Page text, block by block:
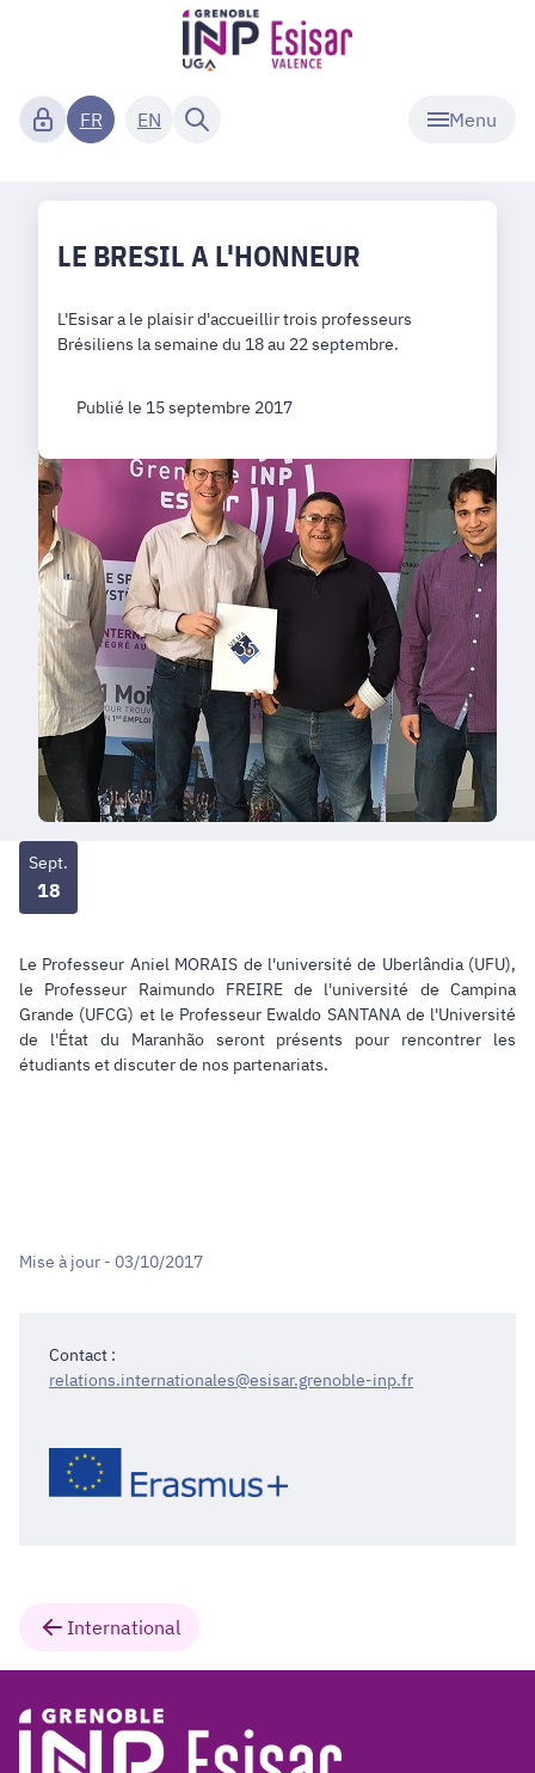
Menu
FR EN
LE BRESIL A L'HONNEUR
L'Esisar a le plaisir d'accueillir trois professeurs
Brésiliens la semaine du 18 au 22 septembre.
Publié le 15 septembre 2017
Sept.
18
Le Professeur Aniel MORAIS de l'université de Uberlândia (UFU),
le Professeur Raimundo FREIRE de l'université de Campina
Grande (UFCG) et le Professeur Ewaldo SANTANA de l'Université
de l'État du Maranhão seront présents pour rencontrer les
étudiants et discuter de nos partenariats.
Mise à jour - 03/10/2017
Contact :
relations.internationales@esisar.grenoble-inp.fr
International